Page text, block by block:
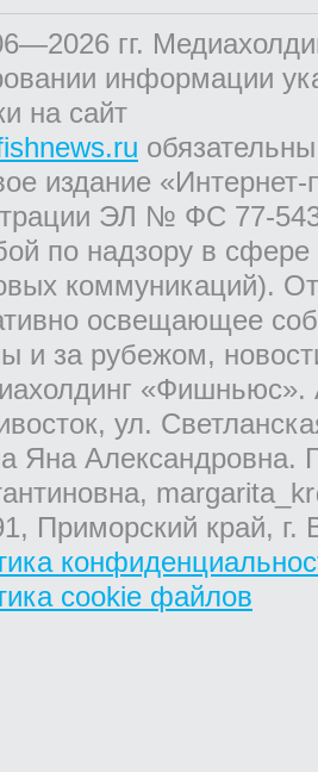
гг.
информации
на сайт
издание
ЭЛ № ФС 77-
по надзору в
коммуникаций).
освещающее
и за рубежом,
«Фишньюс».
ул.
Яна Александровна.
Приморский край,
cookie файлов